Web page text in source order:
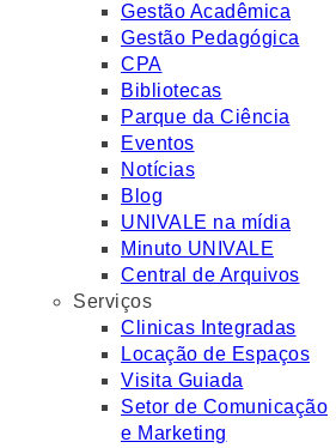
Gestão Acadêmica
Gestão Pedagógica
CPA
Bibliotecas
Parque da Ciência
Eventos
Notícias
Blog
UNIVALE na mídia
Minuto UNIVALE
Central de Arquivos
Serviços
Clinicas Integradas
Locação de Espaços
Visita Guiada
Setor de Comunicação
e Marketing